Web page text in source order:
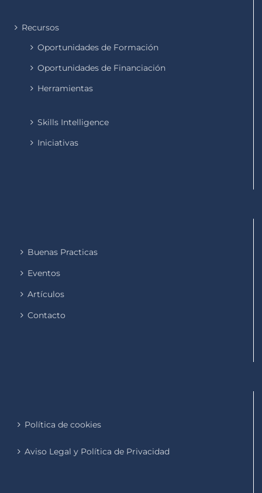
Recursos
Oportunidades de Formación
Oportunidades de Financiación
Herramientas
Skills Intelligence
Iniciativas
Buenas Practicas
Eventos
Artículos
Contacto
Política de cookies
Aviso Legal y Política de Privacidad